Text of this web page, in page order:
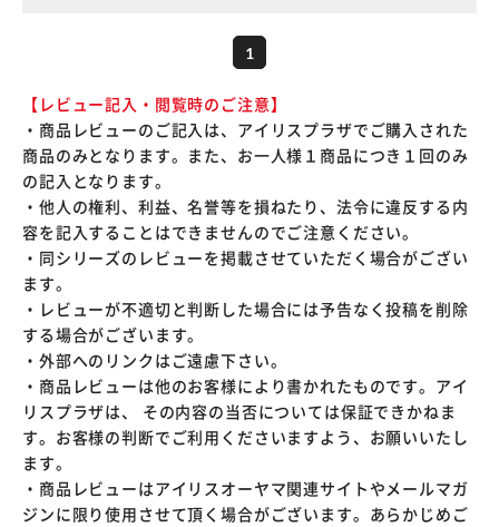
1
【レビュー記入・閲覧時のご注意】
・商品レビューのご記入は、アイリスプラザでご購入された
商品のみとなります。また、お一人様１商品につき１回のみ
の記入となります。
・他人の権利、利益、名誉等を損ねたり、法令に違反する内
容を記入することはできませんのでご注意ください。
・同シリーズのレビューを掲載させていただく場合がござい
ます。
・レビューが不適切と判断した場合には予告なく投稿を削除
する場合がございます。
・外部へのリンクはご遠慮下さい。
・商品レビューは他のお客様により書かれたものです。アイ
リスプラザは、 その内容の当否については保証できかねま
す。お客様の判断でご利用くださいますよう、お願いいたし
ます。
・商品レビューはアイリスオーヤマ関連サイトやメールマガ
ジンに限り使用させて頂く場合がございます。あらかじめご